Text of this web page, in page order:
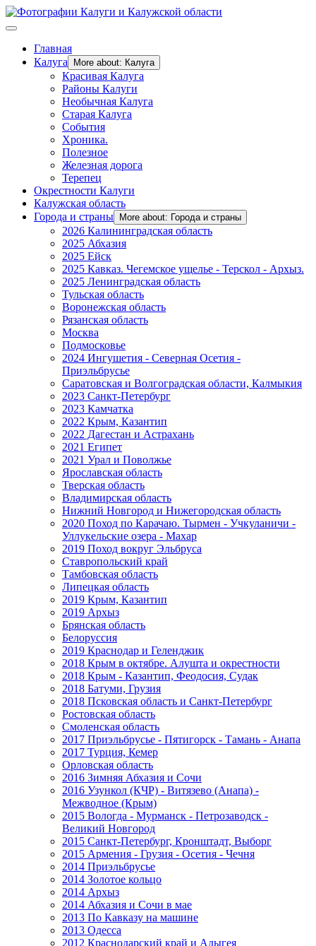
Главная
Калуга
More about: Калуга
Красивая Калуга
Районы Калуги
Необычная Калуга
Старая Калуга
События
Хроника.
Полезное
Железная дорога
Терепец
Окрестности Калуги
Калужская область
Города и страны
More about: Города и страны
2026 Калининградская область
2025 Абхазия
2025 Ейск
2025 Кавказ. Чегемское ущелье - Терскол - Архыз.
2025 Ленинградская область
Тульская область
Воронежская область
Рязанская область
Москва
Подмосковье
2024 Ингушетия - Северная Осетия -
Приэльбрусье
Саратовская и Волгоградская области, Калмыкия
2023 Санкт-Петербург
2023 Камчатка
2022 Крым, Казантип
2022 Дагестан и Астрахань
2021 Египет
2021 Урал и Поволжье
Ярославская область
Тверская область
Владимирская область
Нижний Новгород и Нижегородская область
2020 Поход по Карачаю. Тырмен - Учкуланичи -
Уллукельские озера - Махар
2019 Поход вокруг Эльбруса
Ставропольский край
Тамбовская область
Липецкая область
2019 Крым, Казантип
2019 Архыз
Брянская область
Белоруссия
2019 Краснодар и Геленджик
2018 Крым в октябре. Алушта и окрестности
2018 Крым - Казантип, Феодосия, Судак
2018 Батуми, Грузия
2018 Псковская область и Санкт-Петербург
Ростовская область
Смоленская область
2017 Приэльбрусье - Пятигорск - Тамань - Анапа
2017 Турция, Кемер
Орловская область
2016 Зимняя Абхазия и Сочи
2016 Узункол (КЧР) - Витязево (Анапа) -
Межводное (Крым)
2015 Вологда - Мурманск - Петрозаводск -
Великий Новгород
2015 Санкт-Петербург, Кронштадт, Выборг
2015 Армения - Грузия - Осетия - Чечня
2014 Приэльбрусье
2014 Золотое кольцо
2014 Архыз
2014 Абхазия и Сочи в мае
2013 По Кавказу на машине
2013 Одесса
2012 Краснодарский край и Адыгея